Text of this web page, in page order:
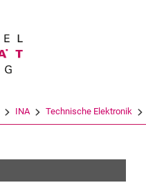
INA Technische Elektronik